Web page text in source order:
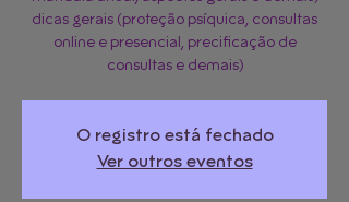
dicas gerais (proteção psíquica, consultas
online e presencial, precificação de
consultas e demais)
O registro está fechado
Ver outros eventos